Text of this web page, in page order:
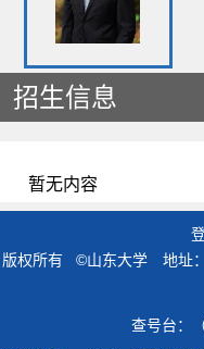
招生信息
暂无内容
版权所有 ©山东大学 地址
查号台：